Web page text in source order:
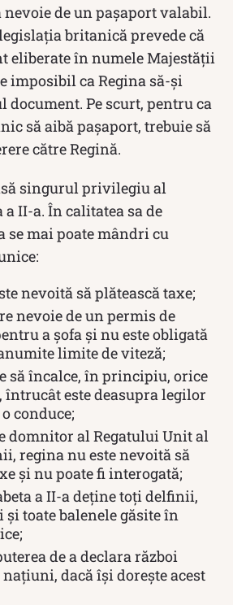
nevoie de un pașaport valabil.
britanică prevede că
eliberate în numele Majestății
imposibil ca Regina să-și
document. Pe scurt, pentru ca
să aibă pașaport, trebuie să
către Regină.
singurul privilegiu al
a II-a. În calitatea sa de
se mai poate mândri cu
nevoită să plătească taxe;
nevoie de un permis de
a șofa și nu este obligată
limite de viteză;
să încalce, în principiu, orice
întrucât este deasupra legilor
conduce;
domnitor al Regatului Unit al
regina nu este nevoită să
și nu poate fi interogată;
a II-a deține toți delfinii,
toate balenele găsite în
de a declara război
dacă își dorește acest